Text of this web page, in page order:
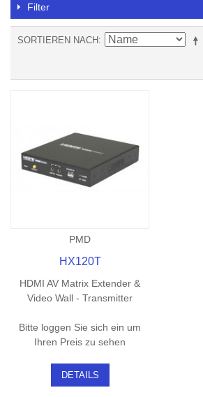
Filter
SORTIEREN NACH
PMD
HX120T
HDMI AV Matrix Extender &
Video Wall - Transmitter
Bitte loggen Sie sich ein um
Ihren Preis zu sehen
DETAILS